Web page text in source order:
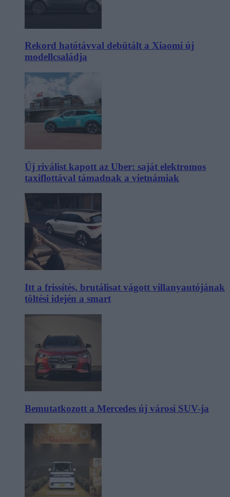
Rekord hatótávval debütált a Xiaomi új
modellcsaládja
Új riválist kapott az Uber: saját elektromos
taxiflottával támadnak a vietnámiak
Itt a frissítés, brutálisat vágott villanyautójának
töltési idején a smart
Bemutatkozott a Mercedes új városi SUV-ja